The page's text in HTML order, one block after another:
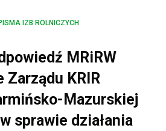
IZB ROLNICZYCH
MRiRW
Zarządu KRIR
Mazurskiej
sprawie działania